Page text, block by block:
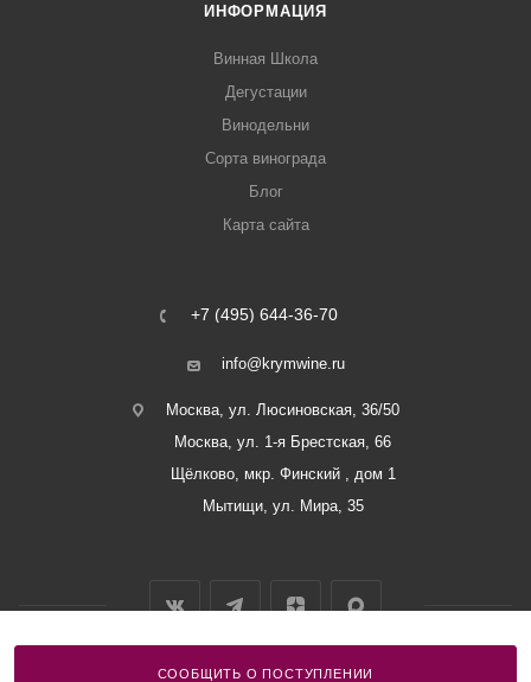
СООБЩИТЬ О ПОСТУПЛЕНИИ
ИНФОРМАЦИЯ
Винная Школа
Дегустации
Винодельни
Сорта винограда
Блог
Карта сайта
+7 (495) 644-36-70
info@krymwine.ru
Москва, ул. Люсиновская, 36/50
Москва, ул. 1-я Брестская, 66
Щёлково, мкр. Финский , дом 1
Мытищи, ул. Мира, 35